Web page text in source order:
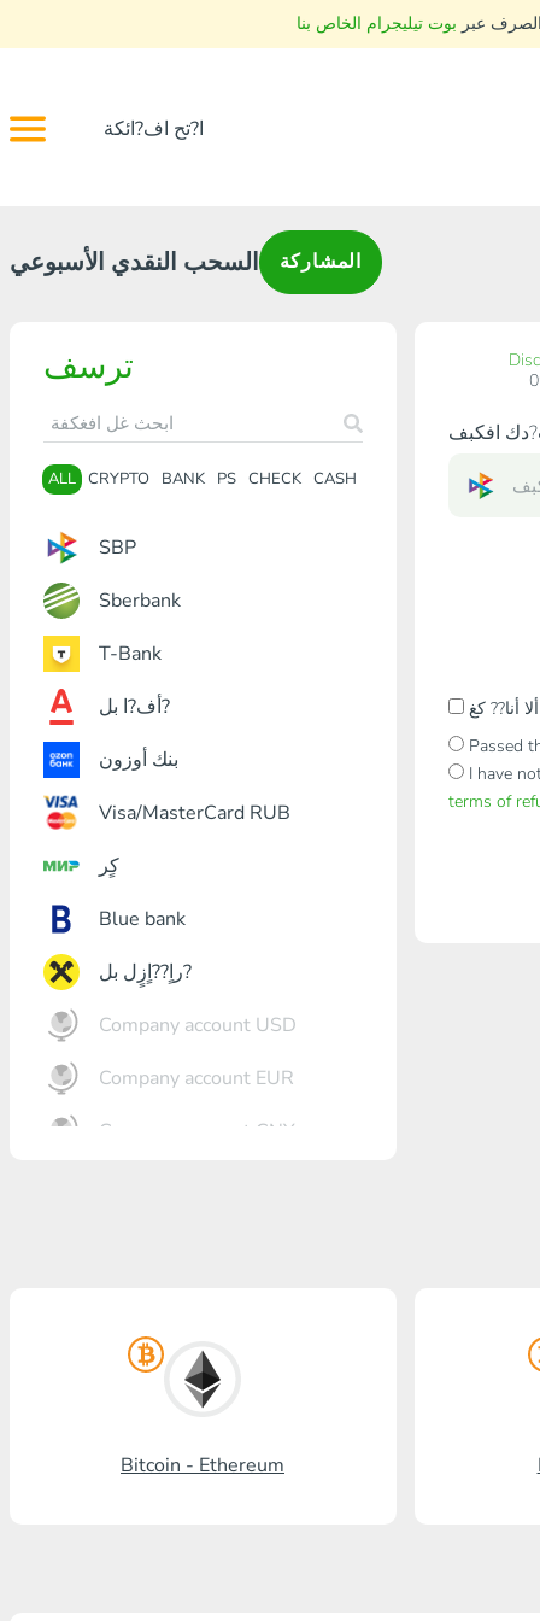
عبر بوت تيليجرام الخاص بنا
ا?تح اف?ائكة
السحب النقدي الأسبوعي المشاركة
ترسف
ALL CRYPTO BANK PS CHECK CASH
SBP
Sberbank
T-Bank
أف?ا بل?
بنك أوزون
Visa/MasterCard RUB
كٍر
Blue bank
راٍ??اٍزٍل بل?
Company account USD
Company account EUR
Company account CNY
بل? ستالدرد افرنسٍ
Passed
I have
terms of
Bitcoin - Ethereum